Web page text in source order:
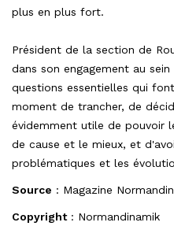
plus en plus fort.
Président de la section de
dans son engagement au
questions essentielles qui
moment de trancher, de
évidemment utile de pouvoir
de cause et le mieux, et
problématiques et les
Source : Magazine
Copyright: Normandinamik